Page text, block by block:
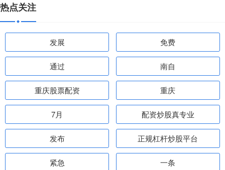
热点关注
发展 免费
通过 南自
重庆股票配资 重庆
7月 配资炒股真专业
发布 正规杠杆炒股平台
紧急 一条